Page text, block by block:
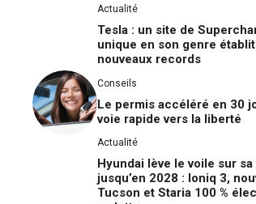
Actualité
Tesla : un site de
unique en son genre
nouveaux records
Conseils
Le permis accéléré en 30
voie rapide vers la liberté
Actualité
Hyundai lève le voile sur
jusqu’en 2028 : Ioniq 3,
Tucson et Staria 100 %